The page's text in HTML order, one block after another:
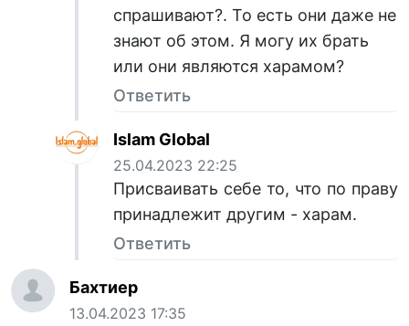
спрашивают?. То есть они даже не
знают об этом. Я могу их брать
или они являются харамом?
Ответить
Islam Global
25.04.2023 22:25
Присваивать себе то, что по праву
принадлежит другим - харам.
Ответить
Бахтиер
13.04.2023 17:35